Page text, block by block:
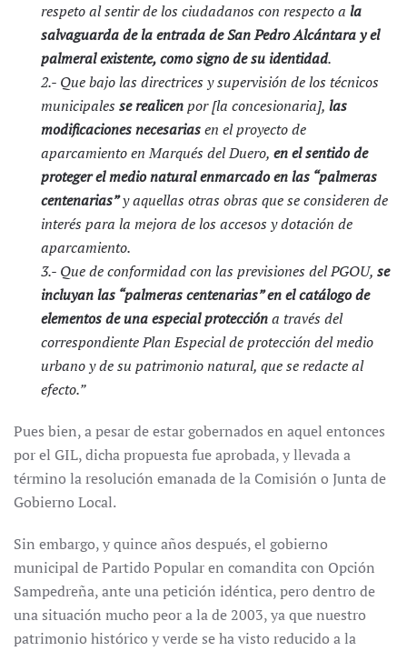
respeto al sentir de los ciudadanos con respecto a la
salvaguarda de la entrada de San Pedro Alcántara y el
palmeral existente, como signo de su identidad.
2.- Que bajo las directrices y supervisión de los técnicos
municipales se realicenpor [la concesionaria], las
modificaciones necesariasen el proyecto de
aparcamiento en Marqués del Duero, en el sentido de
proteger el medio natural enmarcado en las “palmeras
centenarias”y aquellas otras obras que se consideren de
interés para la mejora de los accesos y dotación de
aparcamiento.
3.- Que de conformidad con las previsiones del PGOU, se
incluyan las “palmeras centenarias” en el catálogo de
elementos de una especial proteccióna través del
correspondiente Plan Especial de protección del medio
urbano y de su patrimonio natural, que se redacte al
efecto.”
Pues bien, a pesar de estar gobernados en aquel entonces
por el GIL, dicha propuesta fue aprobada, y llevada a
término la resolución emanada de la Comisión o Junta de
Gobierno Local.
Sin embargo, y quince años después, el gobierno
municipal de Partido Popular en comandita con Opción
Sampedreña, ante una petición idéntica, pero dentro de
una situación mucho peor a la de 2003, ya que nuestro
patrimonio histórico y verde se ha visto reducido a la